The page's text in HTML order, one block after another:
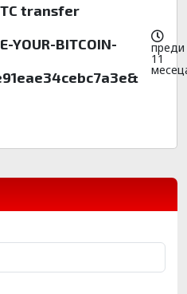
transfer
BITCOIN-
преди
11